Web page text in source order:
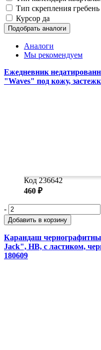
Все
Тип скрепления гребень
Курсор да
Подобрать аналоги
Аналоги
Мы рекомендуем
Ежедневник
"Waves" под кожу,
Код 236642
460 ₽
-
Добавить в корзину
Карандаш
Jack", НВ, с ластиком,
180609